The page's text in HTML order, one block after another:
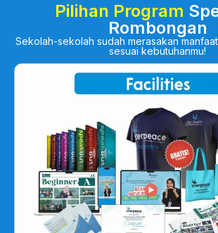
Pilihan Program
Rombongan
Sekolah-sekolah sudah merasakan
sesuai kebutuhanmu!